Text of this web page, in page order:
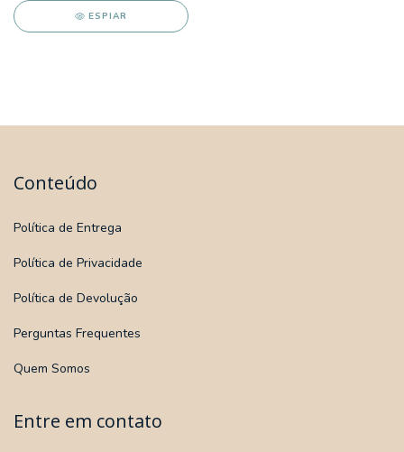
ESPIAR
Conteúdo
Política de Entrega
Política de Privacidade
Política de Devolução
Perguntas Frequentes
Quem Somos
Entre em contato